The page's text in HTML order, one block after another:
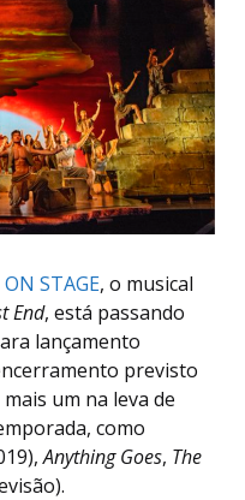
STAGE, o musical
End, está passando
lançamento
previsto
um na leva de
como
Anything Goes, The